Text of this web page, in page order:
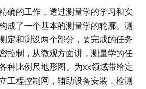
确的工作，透过测量学的学习和实
成了一个基本的测量学的轮廓。测
定和测设两个部分，要完成的任务
控制，从微观方面讲，测量学的任
种比例尺地形图。为xx领域带给定
工程控制网，辅助设备安装，检测